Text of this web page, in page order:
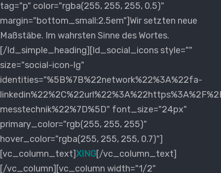
tag="p" color="rgba(255, 255, 255, 0.5)"
margin="bottom_small:2.5em"]Wir setzten neue
Maßstäbe. Im wahrsten Sinne des Wortes.
[/ld_simple_heading][ld_social_icons style=""
size="social-icon-lg"
identities="%5B%7B%22network%22%3A%22fa-
messtechnik%22%7D%5D" font_size="24px"
primary_color="rgb(255, 255, 255)"
hover_color="rgba(255, 255, 255, 0.7)"]
[vc_column_text]XING[/vc_column_text]
[/vc_column][vc_column width="1/2"